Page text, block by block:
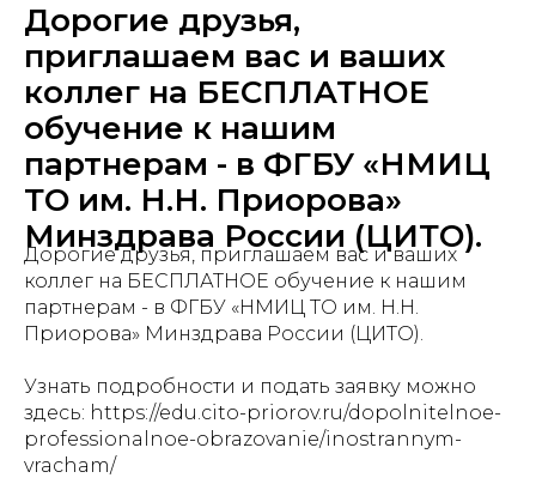
Дорогие друзья,
приглашаем вас и ваших
коллег на БЕСПЛАТНОЕ
обучение к нашим
партнерам - в ФГБУ «НМИЦ
ТО им. Н.Н. Приорова»
Минздрава России (ЦИТО).
Дорогие друзья, приглашаем вас и ваших
коллег на БЕСПЛАТНОЕ обучение к нашим
партнерам - в ФГБУ «НМИЦ ТО им. Н.Н.
Приорова» Минздрава России (ЦИТО).
Узнать подробности и подать заявку можно
здесь: https://edu.cito-priorov.ru/dopolnitelnoe-
professionalnoe-obrazovanie/inostrannym-
vracham/